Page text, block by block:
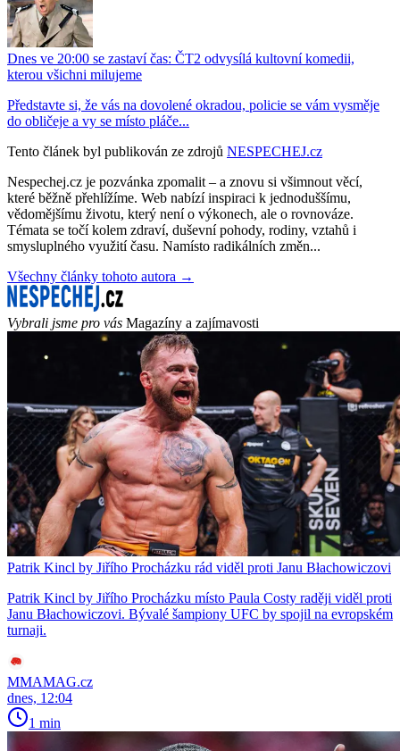
Dnes ve 20:00 se zastaví čas: ČT2 odvysílá kultovní komedii,
kterou všichni milujeme
Představte si, že vás na dovolené okradou, policie se vám vysměje
do obličeje a vy se místo pláče...
Tento článek byl publikován ze zdrojů NESPECHEJ.cz
Nespechej.cz je pozvánka zpomalit – a znovu si všimnout věcí,
které běžně přehlížíme. Web nabízí inspiraci k jednoduššímu,
vědomějšímu životu, který není o výkonech, ale o rovnováze.
Témata se točí kolem zdraví, duševní pohody, rodiny, vztahů i
smysluplného využití času. Namísto radikálních změn...
Všechny články tohoto autora →
Vybrali jsme pro vás Magazíny a zajímavosti
Patrik Kincl by Jiřího Procházku rád viděl proti Janu Błachowiczovi
Patrik Kincl by Jiřího Procházku místo Paula Costy raději viděl proti
Janu Błachowiczovi. Bývalé šampiony UFC by spojil na evropském
turnaji.
MMAMAG.cz
dnes, 12:04
1 min